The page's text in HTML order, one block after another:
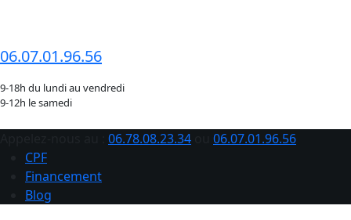
06.07.01.96.56
9-18h du lundi au vendredi
9-12h le samedi
06.78.08.23.34
06.07.01.96.56
CPF
Financement
Blog